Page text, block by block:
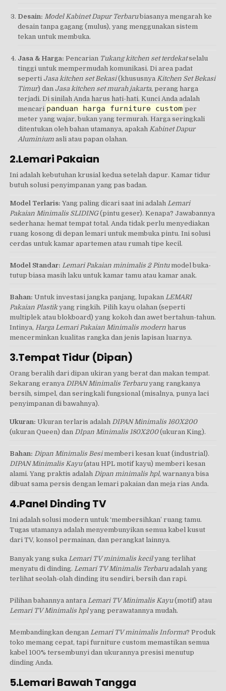
Desain: Model Kabinet Dapur Terbarubiasanya mengarah ke
desain tanpa gagang (mulus), yang menggunakan sistem
tekan untuk membuka.
Jasa & Harga: Pencarian Tukang kitchen set terdekatselalu
tinggi untuk mempermudah komunikasi. Di area padat
seperti Jasa kitchen set Bekasi(khususnya Kitchen Set Bekasi
Timur) dan Jasa kitchen set murah jakarta, perang harga
terjadi. Di sinilah Anda harus hati-hati. Kunci Anda adalah
mencari panduan harga furniture custom per
meter yang wajar, bukan yang termurah. Harga seringkali
ditentukan oleh bahan utamanya, apakah Kabinet Dapur
Aluminiumasli atau papan olahan.
2.Lemari Pakaian
Ini adalah kebutuhan krusial kedua setelah dapur. Kamar tidur
butuh solusi penyimpanan yang pas badan.
Model Terlaris: Yang paling dicari saat ini adalahLemari
Pakaian Minimalis SLIDING(pintu geser). Kenapa? Jawabannya
sederhana: hemat tempat total. Anda tidak perlu menyediakan
ruang kosong di depan lemari untuk membuka pintu. Ini solusi
cerdas untuk kamar apartemen atau rumah tipe kecil.
Model Standar: Lemari Pakaian minimalis 2 Pintumodel buka-
tutup biasa masih laku untuk kamar tamu atau kamar anak.
Bahan: Untuk investasi jangka panjang, lupakanLEMARI
Pakaian Plastikyang ringkih. Pilih kayu olahan (seperti
multiplek atau blokboard) yang kokoh dan awet bertahun-tahun.
Intinya,Harga Lemari Pakaian Minimalis modern harus
mencerminkan kualitas rangka dan jenis lapisan luarnya.
3.Tempat Tidur (Dipan)
Orang beralih dari dipan ukiran yang berat dan makan tempat.
Sekarang eranyaDIPAN Minimalis Terbaruyang rangkanya
bersih, simpel, dan seringkali fungsional (misalnya, punya laci
penyimpanan di bawahnya).
Ukuran: Ukuran terlaris adalahDIPAN Minimalis 160X200
(ukuran Queen) danDIpan Minimalis 180X200(ukuran King).
Bahan: Dipan Minimalis Besimemberi kesan kuat (industrial).
DIPAN Minimalis Kayu(atau HPL motif kayu) memberi kesan
alami. Yang praktis adalahDipan minimalis hpl, warnanya bisa
dibuat sama persis dengan lemari pakaian dan meja rias Anda.
4.Panel Dinding TV
Ini adalah solusi modern untuk ‘membersihkan’ ruang tamu.
Tugas utamanya adalah menyembunyikan semua kabel kusut
dari TV, konsol permainan, dan perangkat lainnya.
Banyak yang suka Lemari TV minimalis kecilyang terlihat
menyatu di dinding. Lemari TV Minimalis Terbaruadalah yang
terlihat seolah-olah dinding itu sendiri, bersih dan rapi.
Pilihan bahannya antara Lemari TV Minimalis Kayu(motif) atau
Lemari TV Minimalis hplyang perawatannya mudah.
Membandingkan dengan Lemari TV minimalis Informa? Produk
toko memang cepat, tapi furniture custom memastikan semua
kabel 100% tersembunyi dan ukurannya presisi menutup
dinding Anda.
5.Lemari Bawah Tangga